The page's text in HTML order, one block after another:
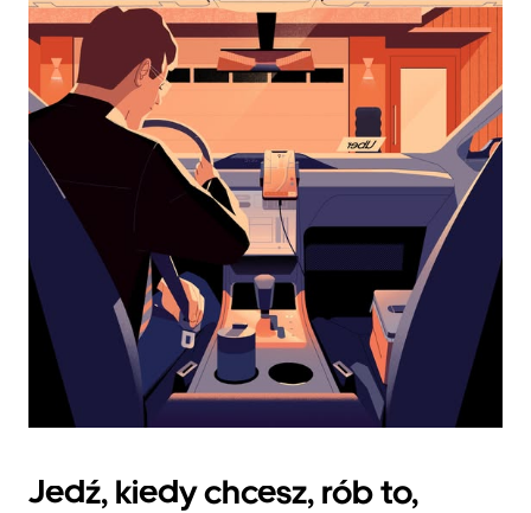
i wybrać
datę.
Naciśnij
klawisz
„Escape”,
aby
zamknąć
kalendarz.
Jedź, kiedy chcesz, rób to,